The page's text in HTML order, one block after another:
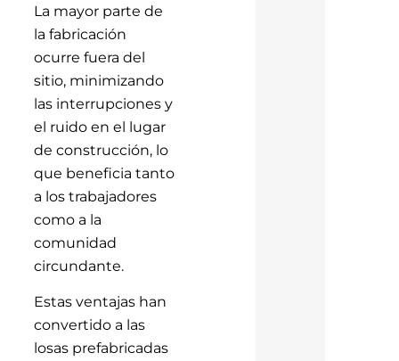
La mayor parte de
la fabricación
ocurre fuera del
sitio, minimizando
las interrupciones y
el ruido en el lugar
de construcción, lo
que beneficia tanto
a los trabajadores
como a la
comunidad
circundante.
Estas ventajas han
convertido a las
losas prefabricadas